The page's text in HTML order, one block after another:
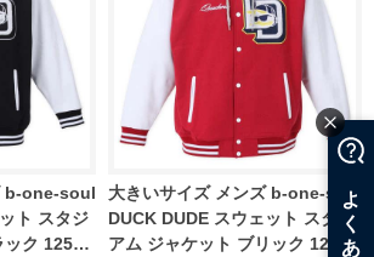
b-one-soul
ト スタジ
ック 1258-
大きいサイズ メンズ b-one-soul
DUCK DUDE スウェット スタジ
アム ジャケット ブリック 1258-